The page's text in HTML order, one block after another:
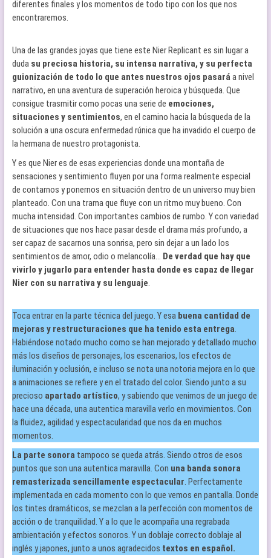
diferentes finales y los momentos de todo tipo con los que nos
encontraremos.
Una de las grandes joyas que tiene este Nier Replicant es sin lugar a
duda su preciosa historia, su intensa narrativa, y su perfecta
guionización de todo lo que antes nuestros ojos pasaráa nivel
narrativo, en una aventura de superación heroica y búsqueda. Que
consigue trasmitir como pocas una serie de emociones,
situaciones y sentimientos, en el camino hacia la búsqueda de la
solución a una oscura enfermedad rúnica que ha invadido el cuerpo de
la hermana de nuestro protagonista.
Y es que Nier es de esas experiencias donde una montaña de
sensaciones y sentimiento fluyen por una forma realmente especial
de contarnos y ponernos en situación dentro de un universo muy bien
planteado. Con una trama que fluye con un ritmo muy bueno. Con
mucha intensidad. Con importantes cambios de rumbo. Y con variedad
de situaciones que nos hace pasar desde el drama más profundo, a
ser capaz de sacarnos una sonrisa, pero sin dejar a un lado los
sentimientos de amor, odio o melancolía… De verdad que hay que
vivirlo y jugarlo para entender hasta donde es capaz de llegar
Nier con su narrativa y su lenguaje.
Toca entrar en la parte técnica del juego. Y esa buena cantidad de
mejoras y restructuraciones que ha tenido esta entrega.
Habiéndose notado mucho como se han mejorado y detallado mucho
más los diseños de personajes, los escenarios, los efectos de
iluminación y oclusión, e incluso se nota una notoria mejora en lo que
a animaciones se refiere y en el tratado del color. Siendo junto a su
precioso apartado artístico, y sabiendo que venimos de un juego de
hace una década, una autentica maravilla verlo en movimientos. Con
la fluidez, agilidad y espectacularidad que nos da en muchos
momentos.
La parte sonoratampoco se queda atrás. Siendo otros de esos
puntos que son una autentica maravilla. Con una banda sonora
remasterizada sencillamente espectacular. Perfectamente
implementada en cada momento con lo que vemos en pantalla. Donde
los tintes dramáticos, se mezclan a la perfección con momentos de
acción o de tranquilidad. Y a lo que le acompaña una regrabada
ambientación y efectos sonoros. Y un doblaje correcto doblaje al
inglés y japones, junto a unos agradecidos textos en español.